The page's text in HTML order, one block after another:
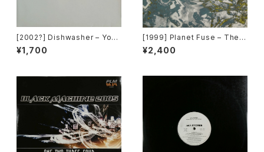
[2002?] Dishwasher – You
Will Always Find Me In The
Kitchen At Parties [Ka2 Mu
¥1,700
[1999] Planet Fuse – The R
eal Face [Dance Pollution]
¥2,400